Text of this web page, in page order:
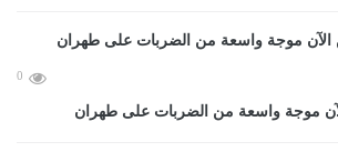
0
موجة واسعة من الضربات على طهران